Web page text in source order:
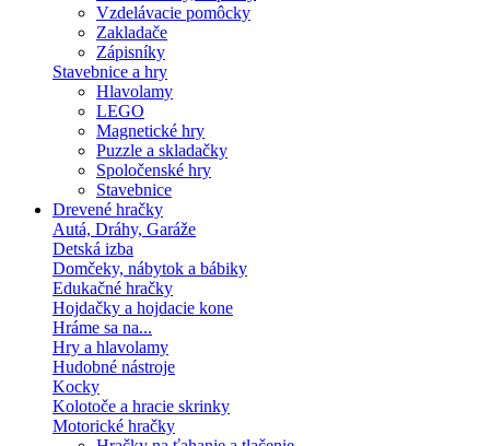
Vzdelávacie pomôcky
Zakladače
Zápisníky
Stavebnice a hry
Hlavolamy
LEGO
Magnetické hry
Puzzle a skladačky
Spoločenské hry
Stavebnice
Drevené hračky
Autá, Dráhy, Garáže
Detská izba
Domčeky, nábytok a bábiky
Edukačné hračky
Hojdačky a hojdacie kone
Hráme sa na...
Hry a hlavolamy
Hudobné nástroje
Kocky
Kolotoče a hracie skrinky
Motorické hračky